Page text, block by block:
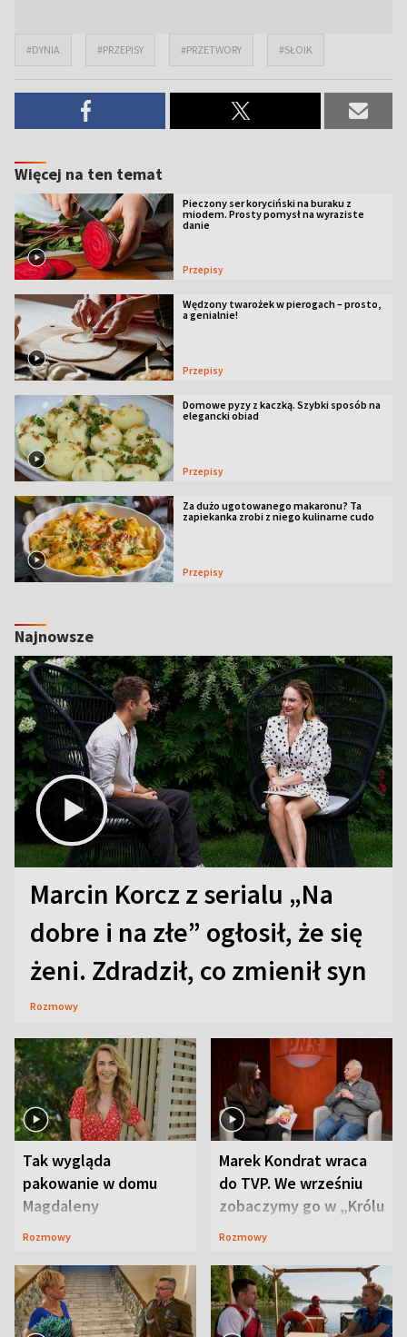
#DYNIA #PRZEPISY #PRZETWORY #SŁOIK
Więcej na ten temat
Pieczony ser koryciński na buraku z
miodem. Prosty pomysł na wyraziste
danie
Przepisy
Wędzony twarożek w pierogach – prosto,
a genialnie!
Przepisy
Domowe pyzy z kaczką. Szybki sposób na
elegancki obiad
Przepisy
Za dużo ugotowanego makaronu? Ta
zapiekanka zrobi z niego kulinarne cudo
Przepisy
Najnowsze
Marcin Korcz z serialu „Na
dobre i na złe” ogłosił, że się
żeni. Zdradził, co zmienił syn
Rozmowy
Tak wygląda
pakowanie w domu
Magdaleny
Waligórskiej-Lisieckiej.
Rozmowy
Marek Kondrat wraca
do TVP. We wrześniu
zobaczymy go w „Królu
Maciusiu I”
Rozmowy